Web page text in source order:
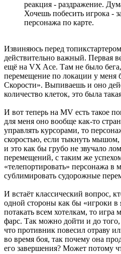
реакция - раздражение.
Хочешь побесить игрока -
персонажа по карте.
Извиняюсь перед
действительно важный. Первая
ещё на VX Ace. Там не было
перемещение по локации у меня
Скорости». Выпиваешь и оно
количество клеток, это была
И вот теперь на MV есть такое
для меня оно вообще как-то
управлять курсорами, то
скоростью, если тыкнуть мышом,
и это как бы грубо не звучало
перемещений, с таким же
«телепортировать» персонажа в
сублимировать судорожные
И встаёт классический вопрос,
одной стороны как бы «игроки в
потакать всем хотелкам, то игра
фарс. Так можно дойти и до того,
что противник повесил отраву
во время боя, так почему она
его завершения? Может потому